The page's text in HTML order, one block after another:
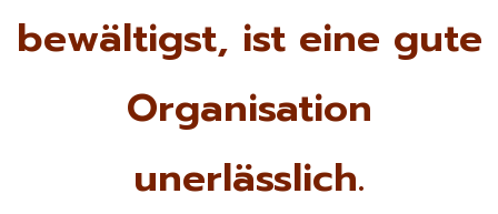
bewältigst, ist eine gute
Organisation
unerlässlich.